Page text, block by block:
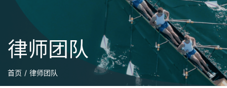
律师团队
首页 / 律师团队